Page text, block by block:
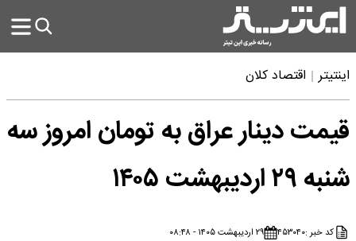
اینتیتر اقتصاد کلان
قیمت دینار عراق به تومان امروز سه
شنبه ۲۹ اردیبهشت ۱۴۰۵
کد خبر :۴۵۳۰۴۰ ۲۹ اردیبهشت ۱۴۰۵ - ۰۸:۴۸